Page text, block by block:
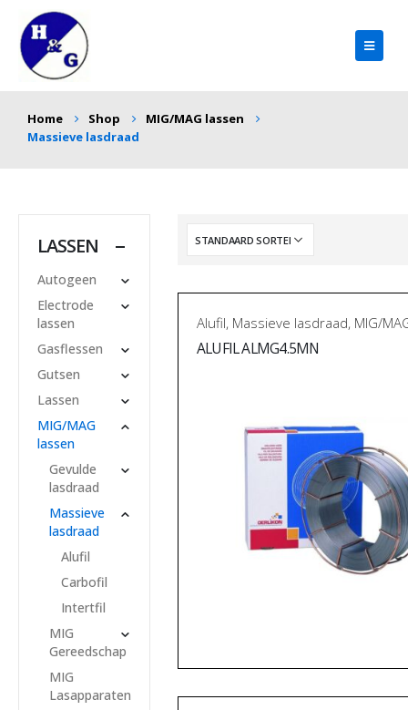
Home Shop
MIG/MAG lassen
Massieve lasdraad
Alufil, Massieve lasdraad, MIG/
ALUFIL ALMG4.5MN
LASSEN
Autogeen
Electrode
lassen
Gasflessen
Gutsen
Lassen
MIG/MAG
lassen
Gevulde
lasdraad
Massieve
lasdraad
Alufil
Carbofil
Intertfil
MIG
Gereedschap
MIG
Lasapparaten